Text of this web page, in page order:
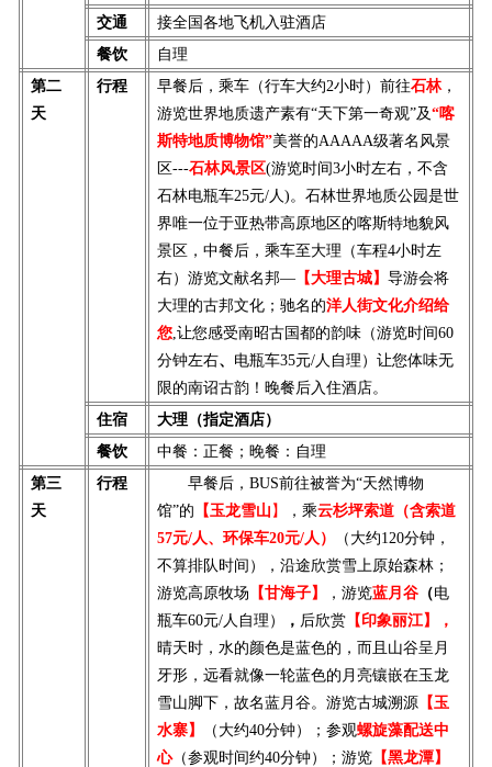
交通
接全国各地飞机入驻酒店
餐饮
自理
第二
天
行程 早餐后，乘车 （行车大约2小时）前往石林，
游览世界地质遗产素有“天下第一奇观”及“喀
斯特地质博物馆”美誉的AAAAA级著名风景
区---石林风景区(游览时间3小时左右，不含
石林电瓶车25元/人)。石林世界地质公园是世
界唯一位于亚热带高原地区的喀斯特地貌风
景区，中餐后，乘车至大理 （车程4小时左
右）游览文献名邦— 【大理古城】导游会将
大理的古邦文化；驰名的洋人街文化介绍给
您 ,让您感受南昭古国都的韵味（游览时间60
分钟左右、 电瓶车35元/人自理）让您体味无
限的南诏古韵！晚餐后入住酒店。
住宿
大理（指定酒店）
餐饮
中餐：正餐；晚餐：自理
第三
天
行程 早餐后，BUS前往被誉为“天然博物
馆”的 【玉龙雪山 】 ，乘云杉坪索道（含索道
57元/人、环保车20元/人）
（大约120分钟，
不算排队时间），沿途欣赏雪上原始森林；
游览高原牧场 【甘海子】 ，游览蓝月谷 （电
瓶车60元/人自理）
， 后欣赏 【印象丽江】，
晴天时，水的颜色是蓝色的，而且山谷呈月
牙形，远看就像一轮蓝色的月亮镶嵌在玉龙
雪山脚下，故名蓝月谷。游览古城溯源 【玉
水寨】
（大约40分钟）；参观螺旋藻配送中
心（参观时间约40分钟）；游览 【黑龙潭】